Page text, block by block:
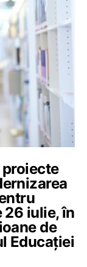
26 iulie, în
de
Educației